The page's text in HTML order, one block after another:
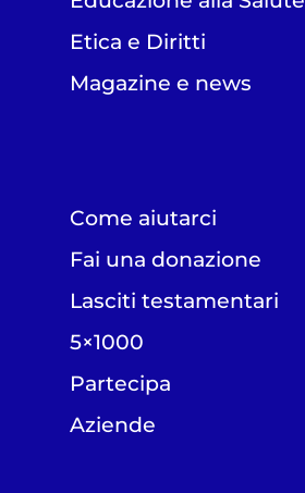
Etica e Diritti
Magazine e news
Come aiutarci
Fai una donazione
Lasciti testamentari
5×1000
Partecipa
Aziende